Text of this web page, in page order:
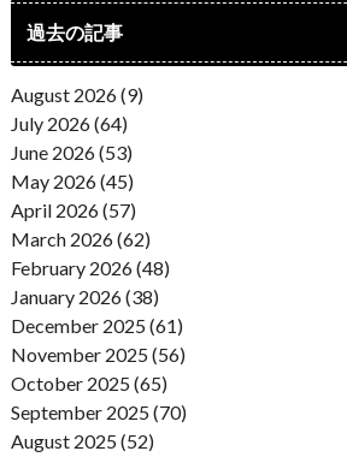
過去の記事
August 2026 (9)
July 2026 (64)
June 2026 (53)
May 2026 (45)
April 2026 (57)
March 2026 (62)
February 2026 (48)
January 2026 (38)
December 2025 (61)
November 2025 (56)
October 2025 (65)
September 2025 (70)
August 2025 (52)